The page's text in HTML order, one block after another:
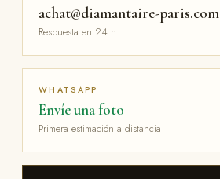
achat@diamantaire-paris.com
Respuesta en 24 h
WHATSAPP
Envíe una foto
Primera estimación a distancia